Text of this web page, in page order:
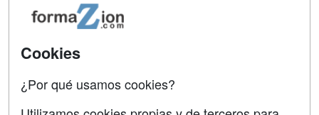
Confidencialidad
Aviso legal
Cookies
¿Por qué usamos cookies?